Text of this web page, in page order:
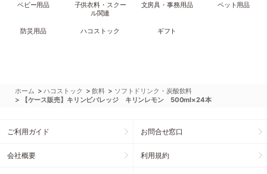
ベビー用品
子供衣料・スクー
ル関連
文房具・事務用品 ペット用品
防災用品 ハコストック ギフト
ホーム >ハコストック >飲料 > ソフトドリンク・炭酸飲料
> 【ケース販売】キリンビバレッジ キリンレモン 500ml×24本
ご利用ガイド お問合せ窓口
会社概要 利用規約